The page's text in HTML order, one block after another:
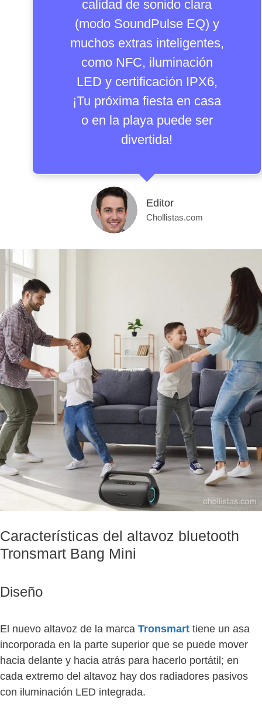
calidad de sonido clara
(modo SoundPulse EQ) y
muchos extras inteligentes,
como NFC, iluminación
LED y certificación IPX6,
¡Tu próxima fiesta en casa
o en la playa puede ser
divertida!
Editor
Chollistas.com
Características del altavoz bluetooth
Tronsmart Bang Mini
Diseño
El nuevo altavoz de la marca Tronsmart tiene un asa
incorporada en la parte superior que se puede mover
hacia delante y hacia atrás para hacerlo portátil; en
cada extremo del altavoz hay dos radiadores pasivos
con iluminación LED integrada.